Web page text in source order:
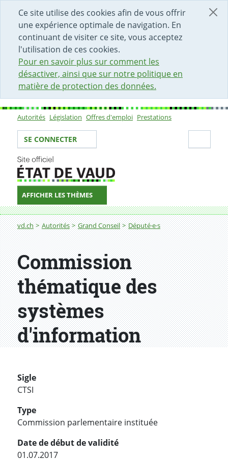
Ce site utilise des cookies afin de vous offrir
une expérience optimale de navigation. En
continuant de visiter ce site, vous acceptez
l'utilisation de ces cookies.
Pour en savoir plus sur comment les
désactiver, ainsi que sur notre politique en
matière de protection des données.
DÉBUT DU CONTENU DE LA PAGE
ACCÈS AU CHAMP DE RECHERCHE
PAGE D'ACCUEIL
FORMULAIRE DE CONTACT
Sous-navigation
Autorités Législation Offres d'emploi Prestations
Votre identité
SE CONNECTER
AFFICHER LES THÈMES
Fil d'Ariane
vd.ch Autorités Grand Conseil Député·e·s
Commission
thématique des
systèmes
d'information
Sigle
CTSI
Type
Commission parlementaire instituée
Date de début de validité
01.07.2017